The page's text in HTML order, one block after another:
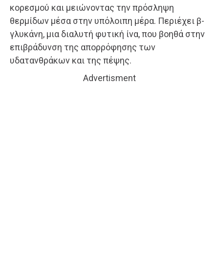
κορεσμού και μειώνοντας την πρόσληψη
θερμίδων μέσα στην υπόλοιπη μέρα. Περιέχει β-
γλυκάνη, μια διαλυτή φυτική ίνα, που βοηθά στην
επιβράδυνση της απορρόφησης των
υδατανθράκων και της πέψης.
Advertisment